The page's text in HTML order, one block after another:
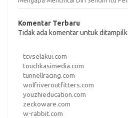
Komentar Terbaru
Tidak ada komentar untuk
tcvselakui.com
touchkasimedia.com
tunnellracing.com
wolfriveroutfitters.com
youzhieducation.com
zeckoware.com
w-rabbit.com